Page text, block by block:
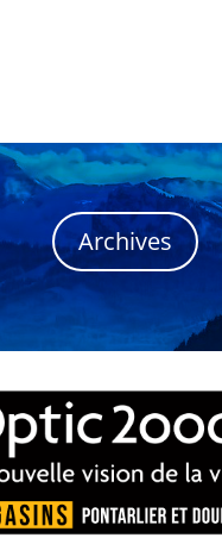
Archives